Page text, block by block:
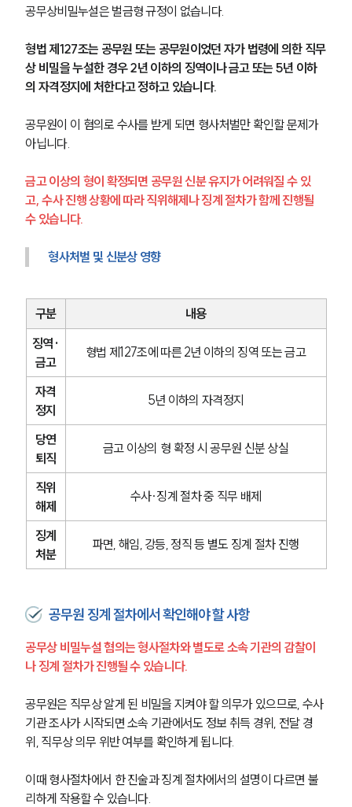
공무상비밀누설은 벌금형 규정이 없습니다.
형법 제127조는 공무원 또는 공무원이었던 자가 법령에 의한 직무
상 비밀을 누설한 경우 2년 이하의 징역이나 금고 또는 5년 이하
의 자격정지에 처한다고 정하고 있습니다.
공무원이 이 혐의로 수사를 받게 되면 형사처벌만 확인할 문제가
아닙니다.
금고 이상의 형이 확정되면 공무원 신분 유지가 어려워질 수 있
고, 수사 진행 상황에 따라 직위해제나 징계 절차가 함께 진행될
수 있습니다.
형사처벌 및 신분상 영향
구분
내용
징역·
금고
형법 제127조에 따른 2년 이하의 징역 또는 금고
자격
정지
5년 이하의 자격정지
당연
퇴직
금고 이상의 형 확정 시 공무원 신분 상실
직위
해제
수사·징계 절차 중 직무 배제
징계
처분
파면, 해임, 강등, 정직 등 별도 징계 절차 진행
공무원 징계 절차에서 확인해야 할 사항
공무상 비밀누설 혐의는 형사절차와 별도로 소속 기관의 감찰이
나 징계 절차가 진행될 수 있습니다.
공무원은 직무상 알게 된 비밀을 지켜야 할 의무가 있으므로, 수사
기관 조사가 시작되면 소속 기관에서도 정보 취득 경위, 전달 경
위, 직무상 의무 위반 여부를 확인하게 됩니다.
이때 형사절차에서 한 진술과 징계 절차에서의 설명이 다르면 불
리하게 작용할 수 있습니다.